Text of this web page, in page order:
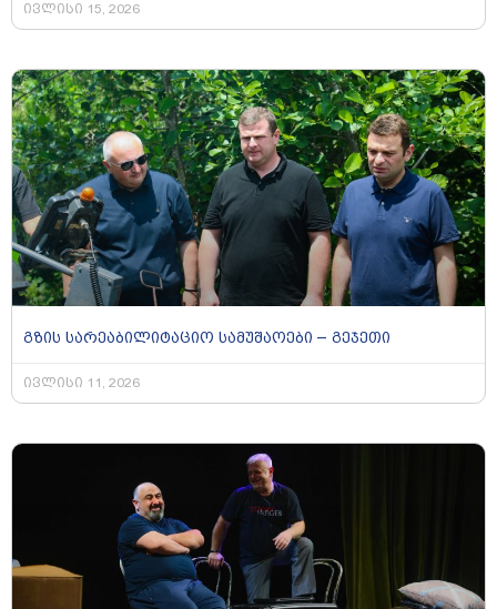
ივლისი 15, 2026
გზის სარეაბილიტაციო სამუშაოები – გეჯეთი
ივლისი 11, 2026